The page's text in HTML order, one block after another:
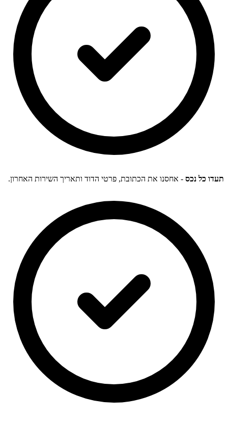
תעדו כל נכס - אחסנו את הכתובת, פרטי הדוד ותאריך השירות האחרון.